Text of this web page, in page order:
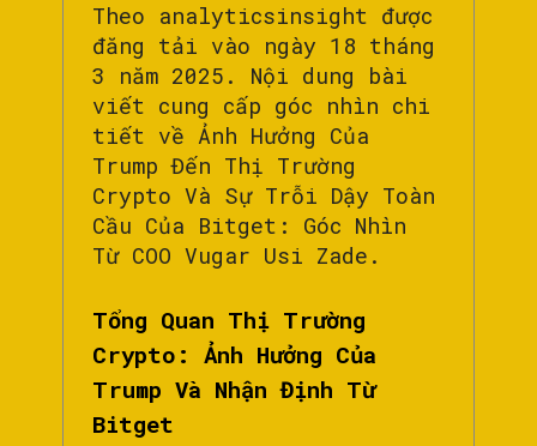
Theo analyticsinsight được
đăng tải vào ngày 18 tháng
3 năm 2025. Nội dung bài
viết cung cấp góc nhìn chi
tiết về Ảnh Hưởng Của
Trump Đến Thị Trường
Crypto Và Sự Trỗi Dậy Toàn
Cầu Của Bitget: Góc Nhìn
Từ COO Vugar Usi Zade.
Tổng Quan Thị Trường
Crypto: Ảnh Hưởng Của
Trump Và Nhận Định Từ
Bitget